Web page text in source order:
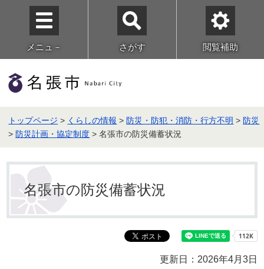
メニュ－ さがす 閲覧補助
トップページ > くらしの情報 > 防災・防犯・消防・行方不明 > 防災
> 防災計画・協定制度 > 名張市の防災備蓄状況
名張市の防災備蓄状況
更新日：2026年4月3日